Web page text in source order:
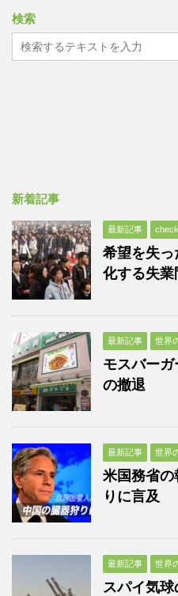
検索
新着記事
最新記事
希望を失っ
化する失業
最新記事 世界
モスバーガ
の撤退
最新記事 世界
米国務省
りに言及
最新記事 世界
スパイ気